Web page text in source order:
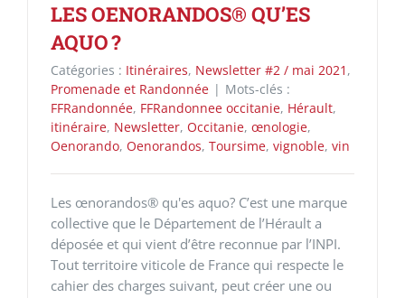
LES OENORANDOS® QU’ES
AQUO ?
Catégories : Itinéraires, Newsletter #2 / mai 2021 ,
Promenade et Randonnée | Mots-clés :
FFRandonnée, FFRandonnee occitanie, Hérault,
itinéraire, Newsletter, Occitanie, œnologie,
Oenorando, Oenorandos, Toursime, vignoble, vin
Les œnorandos® qu'es aquo? C’est une marque
collective que le Département de l’Hérault a
déposée et qui vient d’être reconnue par l’INPI.
Tout territoire viticole de France qui respecte le
cahier des charges suivant, peut créer une ou